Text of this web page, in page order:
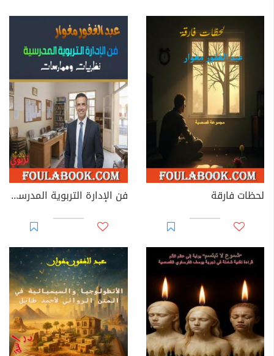
لحظات فارقة فن الإدارة التربوية المدرسية - نظرات وممارسات